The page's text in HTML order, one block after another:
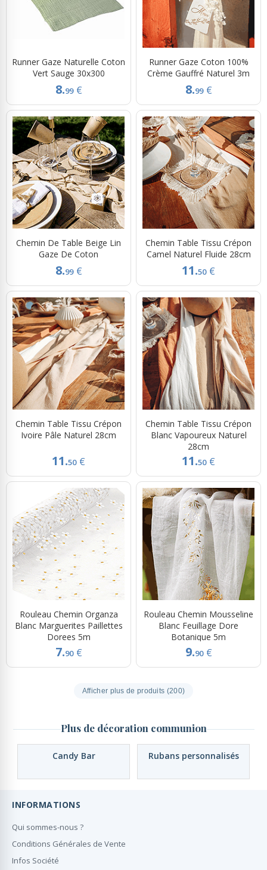
Runner Gaze Naturelle Coton
Vert Sauge 30x300
8.99 €
Runner Gaze Coton 100%
Crème Gauffré Naturel 3m
8.99 €
Chemin De Table Beige Lin
Gaze De Coton
8.99 €
Chemin Table Tissu Crépon
Camel Naturel Fluide 28cm
11.50 €
Chemin Table Tissu Crépon
Ivoire Pâle Naturel 28cm
11.50 €
Chemin Table Tissu Crépon
Blanc Vapoureux Naturel
28cm
11.50 €
Rouleau Chemin Organza
Blanc Marguerites Paillettes
Dorees 5m
7.90 €
Rouleau Chemin Mousseline
Blanc Feuillage Dore
Botanique 5m
9.90 €
Afficher plus de produits (200)
Plus de décoration communion
Candy Bar Rubans personnalisés
INFORMATIONS
Qui sommes-nous ?
Conditions Générales de Vente
Infos Société